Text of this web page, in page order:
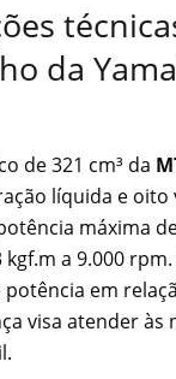
da
de 321 cm³ da
líquida e oito
máxima
a 9.000
em
visa atender às